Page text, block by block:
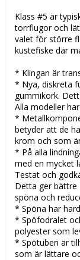
Klass #5 är
torrflugor och
valet för större
kustefiske där
* Klingan är
* Nya, diskreta
gummikork.
Alla modeller
*
betyder att de
krom och som
* På alla
med en mycket
Testat och
Detta ger
spöna och
* Spöna har
* Spöfodralet
polyester som
* Spötuben är
som är lättare